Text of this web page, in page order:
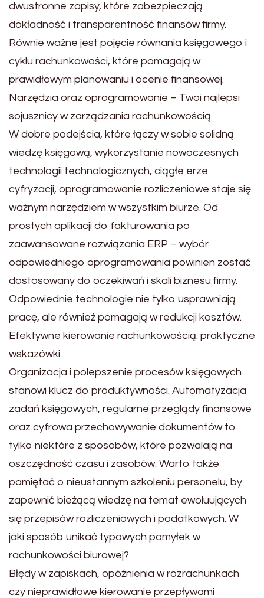
dwustronne zapisy, które zabezpieczają
dokładność i transparentność finansów firmy.
Równie ważne jest pojęcie równania księgowego i
cyklu rachunkowości, które pomagają w
prawidłowym planowaniu i ocenie finansowej.
Narzędzia oraz oprogramowanie – Twoi najlepsi
sojusznicy w zarządzania rachunkowością
W dobre podejścia, które łączy w sobie solidną
wiedzę księgową, wykorzystanie nowoczesnych
technologii technologicznych, ciągłe erze
cyfryzacji, oprogramowanie rozliczeniowe staje się
ważnym narzędziem w wszystkim biurze. Od
prostych aplikacji do fakturowania po
zaawansowane rozwiązania ERP – wybór
odpowiedniego oprogramowania powinien zostać
dostosowany do oczekiwań i skali biznesu firmy.
Odpowiednie technologie nie tylko usprawniają
pracę, ale również pomagają w redukcji kosztów.
Efektywne kierowanie rachunkowością: praktyczne
wskazówki
Organizacja i polepszenie procesów księgowych
stanowi klucz do produktywności. Automatyzacja
zadań księgowych, regularne przeglądy finansowe
oraz cyfrowa przechowywanie dokumentów to
tylko niektóre z sposobów, które pozwalają na
oszczędność czasu i zasobów. Warto także
pamiętać o nieustannym szkoleniu personelu, by
zapewnić bieżącą wiedzę na temat ewoluujących
się przepisów rozliczeniowych i podatkowych. W
jaki sposób unikać typowych pomyłek w
rachunkowości biurowej?
Błędy w zapiskach, opóźnienia w rozrachunkach
czy nieprawidłowe kierowanie przepływami